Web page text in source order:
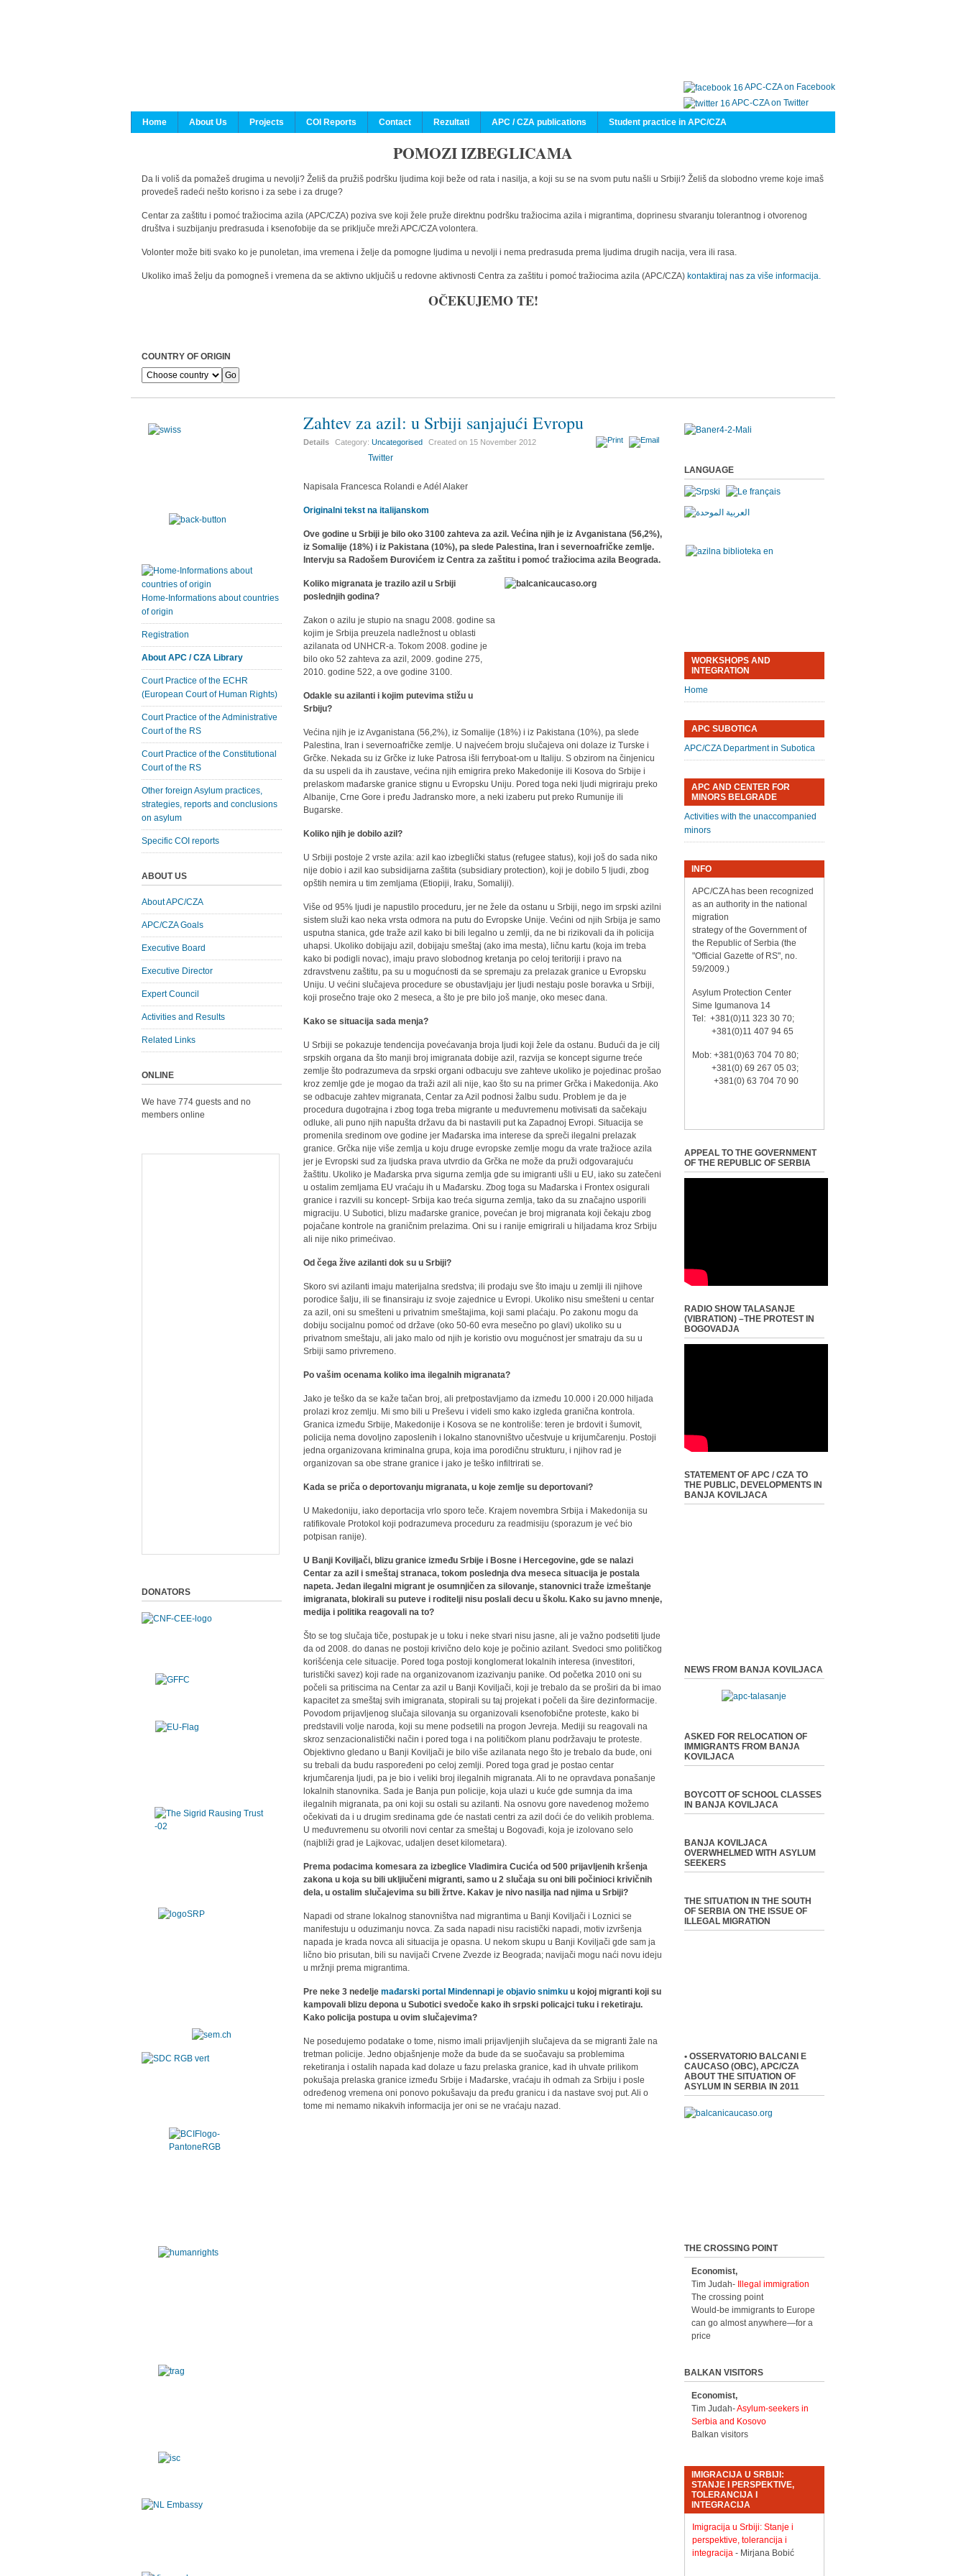
APC-CZA on Facebook
APC-CZA on Twitter
Home
About Us Projects COI Reports Contact Rezultati APC / CZA publications Student practice in APC/CZA
POMOZI IZBEGLICAMA
Da li voliš da pomažeš drugima u nevolji? Želiš da pružiš podršku ljudima koji beže od rata i nasilja, a koji su se na svom putu našli u Srbiji? Želiš da slobodno vreme koje imaš
provedeš radeći nešto korisno i za sebe i za druge?
Centar za zaštitu i pomoć tražiocima azila (APC/CZA) poziva sve koji žele pruže direktnu podršku tražiocima azila i migrantima, doprinesu stvaranju tolerantnog i otvorenog
društva i suzbijanju predrasuda i ksenofobije da se priključe mreži APC/CZA volontera.
Volonter može biti svako ko je punoletan, ima vremena i želje da pomogne ljudima u nevolji i nema predrasuda prema ljudima drugih nacija, vera ili rasa.
Ukoliko imaš želju da pomogneš i vremena da se aktivno uključiš u redovne aktivnosti Centra za zaštitu i pomoć tražiocima azila (APC/CZA) kontaktiraj nas za više informacija.
OČEKUJEMO TE!
COUNTRY OF ORIGIN
Zahtev za azil: u Srbiji sanjajući Evropu
Details Category:Uncategorised Created on 15 November 2012
Twitter
Napisala Francesca Rolandi e Adél Alaker
Originalni tekst na italijanskom
Ove godine u Srbiji je bilo oko 3100 zahteva za azil. Većina njih je iz Avganistana (56,2%),
iz Somalije (18%) i iz Pakistana (10%), pa slede Palestina, Iran i severnoafričke zemlje.
Intervju sa Radošem Đurovićem iz Centra za zaštitu i pomoć tražiocima azila Beograda.
Koliko migranata je trazilo azil u Srbiji
poslednjih godina?
Zakon o azilu je stupio na snagu 2008. godine sa
kojim je Srbija preuzela nadležnost u oblasti
azilanata od UNHCR-a. Tokom 2008. godine je
bilo oko 52 zahteva za azil, 2009. godine 275,
2010. godine 522, a ove godine 3100.
Odakle su azilanti i kojim putevima stižu u
Srbiju?
Većina njih je iz Avganistana (56,2%), iz Somalije (18%) i iz Pakistana (10%), pa slede
Palestina, Iran i severnoafričke zemlje. U najvećem broju slučajeva oni dolaze iz Turske i
Grčke. Nekada su iz Grčke iz luke Patrosa išli ferryboat-om u Italiju. S obzirom na činjenicu
da su uspeli da ih zaustave, većina njih emigrira preko Makedonije ili Kosova do Srbije i
prelaskom mađarske granice stignu u Evropsku Uniju. Pored toga neki ljudi migriraju preko
Albanije, Crne Gore i pređu Jadransko more, a neki izaberu put preko Rumunije ili
Bugarske.
Koliko njih je dobilo azil?
U Srbiji postoje 2 vrste azila: azil kao izbeglički status (refugee status), koji još do sada niko
nije dobio i azil kao subsidijarna zaštita (subsidiary protection), koji je dobilo 5 ljudi, zbog
opštih nemira u tim zemljama (Etiopiji, Iraku, Somaliji).
Više od 95% ljudi je napustilo proceduru, jer ne žele da ostanu u Srbiji, nego im srpski azilni
sistem služi kao neka vrsta odmora na putu do Evropske Unije. Većini od njih Srbija je samo
usputna stanica, gde traže azil kako bi bili legalno u zemlji, da ne bi rizikovali da ih policija
uhapsi. Ukoliko dobijaju azil, dobijaju smeštaj (ako ima mesta), ličnu kartu (koja im treba
kako bi podigli novac), imaju pravo slobodnog kretanja po celoj teritoriji i pravo na
zdravstvenu zaštitu, pa su u mogućnosti da se spremaju za prelazak granice u Evropsku
Uniju. U većini slučajeva procedure se obustavljaju jer ljudi nestaju posle boravka u Srbiji,
koji prosečno traje oko 2 meseca, a što je pre bilo još manje, oko mesec dana.
Kako se situacija sada menja?
U Srbiji se pokazuje tendencija povećavanja broja ljudi koji žele da ostanu. Budući da je cilj
srpskih organa da što manji broj imigranata dobije azil, razvija se koncept sigurne treće
zemlje što podrazumeva da srpski organi odbacuju sve zahteve ukoliko je pojedinac prošao
kroz zemlje gde je mogao da traži azil ali nije, kao što su na primer Grčka i Makedonija. Ako
se odbacuje zahtev migranata, Centar za Azil podnosi žalbu sudu. Problem je da je
procedura dugotrajna i zbog toga treba migrante u međuvremenu motivisati da sačekaju
odluke, ali puno njih napušta državu da bi nastavili put ka Zapadnoj Evropi. Situacija se
promenila sredinom ove godine jer Mađarska ima interese da spreči ilegalni prelazak
granice. Grčka nije više zemlja u koju druge evropske zemlje mogu da vrate tražioce azila
jer je Evropski sud za ljudska prava utvrdio da Grčka ne može da pruži odgovarajuću
žaštitu. Ukoliko je Mađarska prva sigurna zemlja gde su imigranti ušli u EU, iako su zatečeni
u ostalim zemljama EU vraćaju ih u Mađarsku. Zbog toga su Mađarska i Frontex osigurali
granice i razvili su koncept- Srbija kao treća sigurna zemlja, tako da su značajno usporili
migraciju. U Subotici, blizu mađarske granice, povećan je broj migranata koji čekaju zbog
pojačane kontrole na graničnim prelazima. Oni su i ranije emigrirali u hiljadama kroz Srbiju
ali nije niko primećivao.
Od čega žive azilanti dok su u Srbiji?
Skoro svi azilanti imaju materijalna sredstva; ili prodaju sve što imaju u zemlji ili njihove
porodice šalju, ili se finansiraju iz svoje zajednice u Evropi. Ukoliko nisu smešteni u centar
za azil, oni su smešteni u privatnim smeštajima, koji sami plaćaju. Po zakonu mogu da
dobiju socijalnu pomoć od države (oko 50-60 evra mesečno po glavi) ukoliko su u
privatnom smeštaju, ali jako malo od njih je koristio ovu mogućnost jer smatraju da su u
Srbiji samo privremeno.
Po vašim ocenama koliko ima ilegalnih migranata?
Jako je teško da se kaže tačan broj, ali pretpostavljamo da između 10.000 i 20.000 hiljada
prolazi kroz zemlju. Mi smo bili u Preševu i videli smo kako izgleda granična kontrola.
Granica između Srbije, Makedonije i Kosova se ne kontroliše: teren je brdovit i šumovit,
policija nema dovoljno zaposlenih i lokalno stanovništvo učestvuje u krijumčarenju. Postoji
jedna organizovana kriminalna grupa, koja ima porodičnu strukturu, i njihov rad je
organizovan sa obe strane granice i jako je teško infiltrirati se.
Kada se priča o deportovanju migranata, u koje zemlje su deportovani?
U Makedoniju, iako deportacija vrlo sporo teče. Krajem novembra Srbija i Makedonija su
ratifikovale Protokol koji podrazumeva proceduru za readmisiju (sporazum je već bio
potpisan ranije).
U Banji Koviljači, blizu granice između Srbije i Bosne i Hercegovine, gde se nalazi
Centar za azil i smeštaj stranaca, tokom poslednja dva meseca situacija je postala
napeta. Jedan ilegalni migrant je osumnjičen za silovanje, stanovnici traže izmeštanje
imigranata, blokirali su puteve i roditelji nisu poslali decu u školu. Kako su javno mnenje,
medija i politika reagovali na to?
Što se tog slučaja tiče, postupak je u toku i neke stvari nisu jasne, ali je važno podsetiti ljude
da od 2008. do danas ne postoji krivično delo koje je počinio azilant. Svedoci smo političkog
korišćenja cele situacije. Pored toga postoji konglomerat lokalnih interesa (investitori,
turistički savez) koji rade na organizovanom izazivanju panike. Od početka 2010 oni su
počeli sa pritiscima na Centar za azil u Banji Koviljači, koji je trebalo da se proširi da bi imao
kapacitet za smeštaj svih imigranata, stopirali su taj projekat i počeli da šire dezinformacije.
Povodom prijavljenog slučaja silovanja su organizovali ksenofobične proteste, kako bi
predstavili volje naroda, koji su mene podsetili na progon Jevreja. Mediji su reagovali na
skroz senzacionalistički način i pored toga i na političkom planu podržavaju te proteste.
Objektivno gledano u Banji Koviljači je bilo više azilanata nego što je trebalo da bude, oni
su trebali da budu raspoređeni po celoj zemlji. Pored toga grad je postao centar
krjumčarenja ljudi, pa je bio i veliki broj ilegalnih migranata. Ali to ne opravdava ponašanje
lokalnih stanovnika. Sada je Banja pun policije, koja ulazi u kuće gde sumnja da ima
ilegalnih migranata, pa oni koji su ostali su azilanti. Na osnovu gore navedenog možemo
očekivati da i u drugim sredinama gde će nastati centri za azil doći će do velikih problema.
U međuvremenu su otvorili novi centar za smeštaj u Bogovađi, koja je izolovano selo
(najbliži grad je Lajkovac, udaljen deset kilometara).
Prema podacima komesara za izbeglice Vladimira Cucića od 500 prijavljenih kršenja
zakona u koja su bili ukljiučeni migranti, samo u 2 slučaja su oni bili počinioci krivičnih
dela, u ostalim slučajevima su bili žrtve. Kakav je nivo nasilja nad njima u Srbiji?
Napadi od strane lokalnog stanovništva nad migrantima u Banji Koviljači i Loznici se
manifestuju u oduzimanju novca. Za sada napadi nisu racistički napadi, motiv izvršenja
napada je krada novca ali situacija je opasna. U nekom skupu u Banji Koviljači gde sam ja
lično bio prisutan, bili su navijači Crvene Zvezde iz Beograda; navijači mogu naći novu ideju
u mržnji prema migrantima.
Pre neke 3 nedeljemađarski portal Mindennapi je objavio snimku u kojoj migranti koji su
kampovali blizu depona u Subotici svedoče kako ih srpski policajci tuku i reketiraju.
Kako policija postupa u ovim slučajevima?
Ne posedujemo podatake o tome, nismo imali prijavljenjih slučajeva da se migranti žale na
tretman policije. Jedno objašnjenje može da bude da se suočavaju sa problemima
reketiranja i ostalih napada kad dolaze u fazu prelaska granice, kad ih uhvate prilikom
pokušaja prelaska granice između Srbije i Mađarske, vraćaju ih odmah za Srbiju i posle
određenog vremena oni ponovo pokušavaju da pređu granicu i da nastave svoj put. Ali o
tome mi nemamo nikakvih informacija jer oni se ne vraćaju nazad.
Home-Informations about countries
of origin
Registration
About APC / CZA Library
Court Practice of the ECHR
(European Court of Human Rights)
Court Practice of the Administrative
Court of the RS
Court Practice of the Constitutional
Court of the RS
Other foreign Asylum practices,
strategies, reports and conclusions
on asylum
Specific COI reports
ABOUT US
About APC/CZA
APC/CZA Goals
Executive Board
Executive Director
Expert Council
Activities and Results
Related Links
ONLINE
We have 774 guests and no
members online
DONATORS
LANGUAGE
WORKSHOPS AND
INTEGRATION
Home
APC SUBOTICA
APC/CZA Department in Subotica
APC AND CENTER FOR
MINORS BELGRADE
Activities with the unaccompanied
minors
INFO
APC/CZA has been recognized
as an authority in the national
migration
strategy of the Government of
the Republic of Serbia (the
"Official Gazette of RS", no.
59/2009.)
Asylum Protection Center
Sime Igumanova 14
Tel: +381(0)11 323 30 70;
+381(0)11 407 94 65
Mob: +381(0)63 704 70 80;
+381(0) 69 267 05 03;
+381(0) 63 704 70 90
APPEAL TO THE GOVERNMENT
OF THE REPUBLIC OF SERBIA
RADIO SHOW TALASANJE
(VIBRATION) –THE PROTEST IN
BOGOVADJA
STATEMENT OF APC / CZA TO
THE PUBLIC, DEVELOPMENTS IN
BANJA KOVILJACA
NEWS FROM BANJA KOVILJACA
ASKED FOR RELOCATION OF
IMMIGRANTS FROM BANJA
KOVILJACA
BOYCOTT OF SCHOOL CLASSES
IN BANJA KOVILJACA
BANJA KOVILJACA
OVERWHELMED WITH ASYLUM
SEEKERS
THE SITUATION IN THE SOUTH
OF SERBIA ON THE ISSUE OF
ILLEGAL MIGRATION
• OSSERVATORIO BALCANI E
CAUCASO (OBC), APC/CZA
ABOUT THE SITUATION OF
ASYLUM IN SERBIA IN 2011
THE CROSSING POINT
Economist,
Tim Judah-
Illegal immigration
The crossing point
Would-be immigrants to Europe
can go almost anywhere—for a
price
BALKAN VISITORS
Economist,
Tim Judah-Asylum-seekers in
Serbia and Kosovo
Balkan visitors
IMIGRACIJA U SRBIJI:
STANJE I PERSPEKTIVE,
TOLERANCIJA I
INTEGRACIJA
Imigracija u Srbiji: Stanje i
perspektive, tolerancija i
integracija- Mirjana Bobić